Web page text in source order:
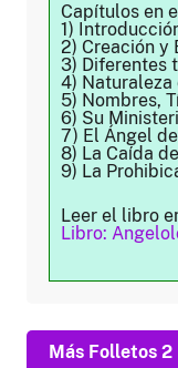
Capítulos en
1)
2) Creación y
3) Diferentes
4) Naturaleza
5) Nombres,
6) Su
7) El Ángel
8) La Caída
9) La
Leer el libro
Libro:
Más Folletos 2